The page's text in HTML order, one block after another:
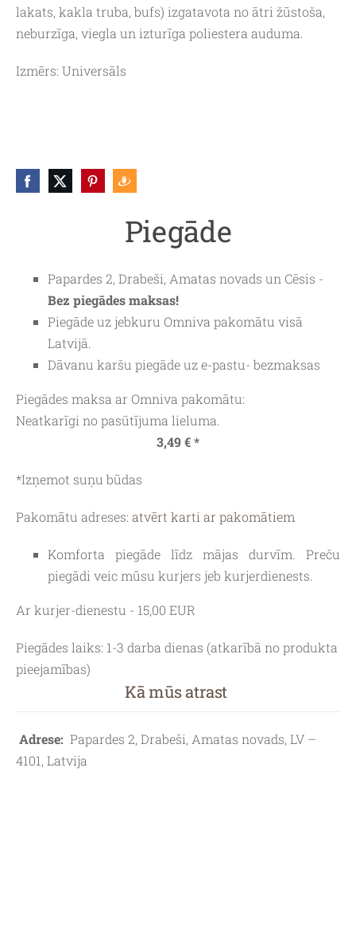
Piegāde
Papardes 2, Drabeši, Amatas novads un Cēsis -
Bez piegādes maksas!
Piegāde uz jebkuru Omniva pakomātu visā
Latvijā.
Dāvanu karšu piegāde uz e-pastu- bezmaksas
Piegādes maksa ar Omniva pakomātu:
Neatkarīgi no pasūtījuma lieluma.
3,49 € *
*Izņemot suņu būdas
Pakomātu adreses: atvērt karti ar pakomātiem
Komforta piegāde līdz mājas durvīm. Preču
piegādi veic mūsu kurjers jeb kurjerdienests.
Ar kurjer-dienestu - 15,00 EUR
Piegādes laiks: 1-3 darba dienas (atkarībā no produkta
pieejamības)
Kā mūs atrast
Adrese: Papardes 2, Drabeši, Amatas novads, LV –
4101, Latvija
lakats, kakla truba, bufs) izgatavota no ātri žūstoša,
neburzīga, viegla un izturīga poliestera auduma.
Izmērs: Universāls